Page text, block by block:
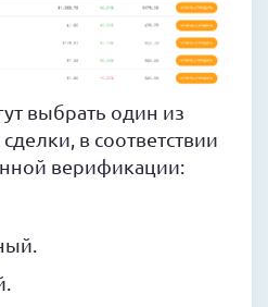
выбрать один из
в соответствии
верификации: